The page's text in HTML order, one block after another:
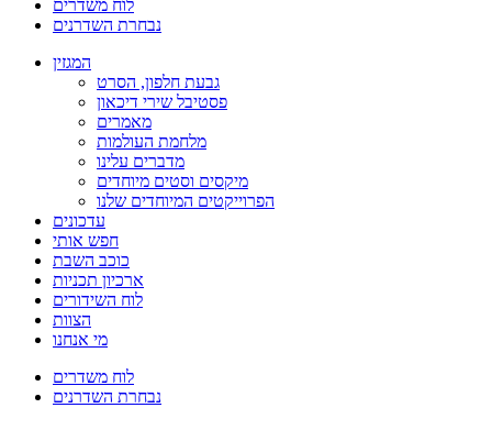
לוח משדרים
נבחרת השדרנים
המגזין
גבעת חלפון, הסרט
פסטיבל שירי דיכאון
מאמרים
מלחמת העולמות
מדברים עלינו
מיקסים וסטים מיוחדים
הפרוייקטים המיוחדים שלנו
עדכונים
חפש אותי
כוכב השבת
ארכיון תכניות
לוח השידורים
הצוות
מי אנחנו
לוח משדרים
נבחרת השדרנים